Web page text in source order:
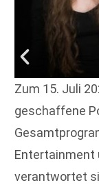
Zum 15. Juli
geschaffene
Entertainment
verantwortet